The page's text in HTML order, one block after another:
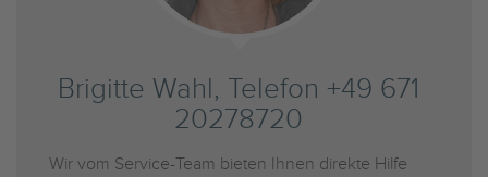
Brigitte Wahl, Telefon +49 671
20278720
Wir vom Service-Team bieten Ihnen direkte Hilfe